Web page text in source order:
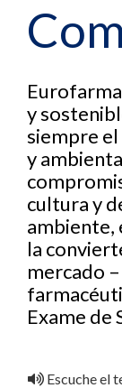
y
siempre
y
cultura y
ambiente,
la
mercado
Exame de
Escuche el